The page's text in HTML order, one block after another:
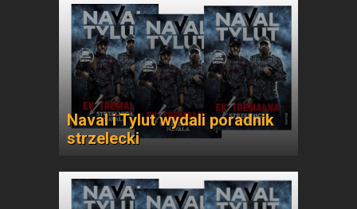
Naval i Tylut wydali poradnik
strzelecki